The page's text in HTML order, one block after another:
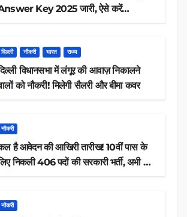
Key 2025 जारी, ऐसे करें
दिल्ली नौकरी भारत राज्य
विधानसभा में लंगूर की आवाज़ निकालने
वालों को नौकरी! मिलेगी सैलरी और बीमा कवर
नौकरी
है आवेदन की आखिरी तारीख! 10वीं पास के
निकली 406 पदों की सरकारी भर्ती, अभी करें
नौकरी